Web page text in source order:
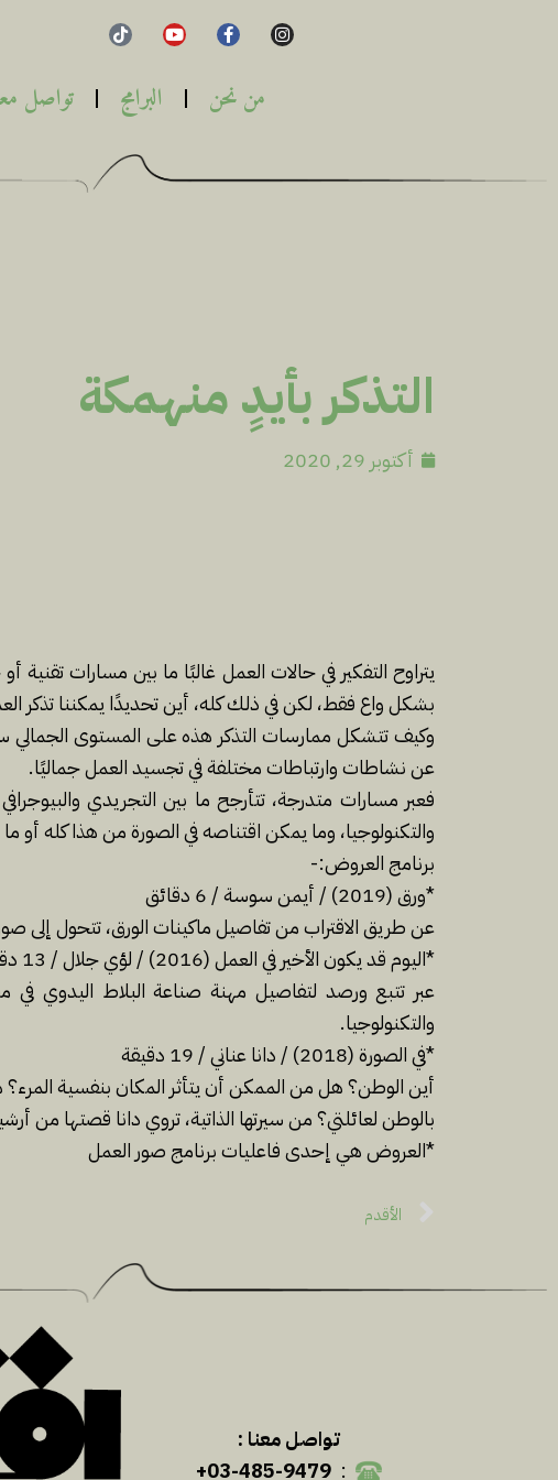
من نحن البرامج تواصل
التذكر بأيدٍ منهمكة
أكتوبر 29, 2020
يتراوح التفكير في حالات العمل غالبًا ما بين مسارات
بشكل واع فقط، لكن في ذلك كله، أين تحديدًا يمكننا تذكر
وكيف تتشكل ممارسات التذكر هذه على المستوى الجمالي
عن نشاطات وارتباطات مختلفة في تجسيد العمل جماليًا.
فعبر مسارات متدرجة، تتأرجح ما بين التجريدي
والتكنولوجيا، وما يمكن اقتناصه في الصورة من هذا كله أو
برنامج العروض:-
*ورق (2019) / أيمن سوسة / 6 دقائق
عن طريق الاقتراب من تفاصيل ماكينات الورق، تتحول
*اليوم قد يكون الأخير في العمل (2016) / لؤي جلال / 13 دقيقة
عبر تتبع ورصد لتفاصيل مهنة صناعة البلاط اليدوي في
والتكنولوجيا.
*في الصورة (2018) / دانا عناني / 19 دقيقة
أین الوطن؟ ھل من الممكن أن یتأثر المكان بنفسیة
بالوطن لعائلتي؟ من سیرتھا الذاتیة، تروي دانا قصتها من
*العروض هي إحدى فاعليات برنامج صور العمل
الأقدم
تواصل معنا :
:
03-485-9479+